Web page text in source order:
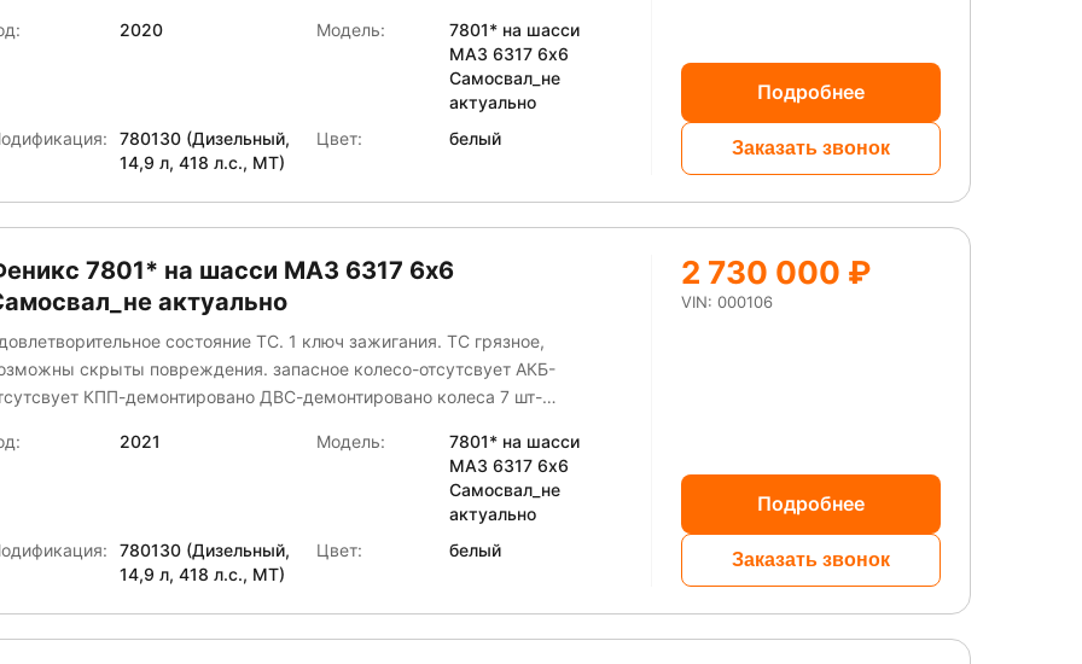
2020 Модель:
7801* на шасси
МАЗ 6317 6x6
Самосвал_не
актуально
780130 (Дизельный,
14,9 л, 418 л.с., МТ)
Цвет: белый
Подробнее
Заказать звонок
7801* на шасси МАЗ 6317 6x6
актуально
состояние ТС. 1 ключ зажигания. ТС грязное,
скрыты повреждения. запасное колесо-отсутсвует АКБ-
КПП-демонтировано ДВС-демонтировано колеса 7 шт-
2021 Модель:
7801* на шасси
МАЗ 6317 6x6
Самосвал_не
актуально
780130 (Дизельный,
14,9 л, 418 л.с., МТ)
Цвет: белый
2 730 000 ₽
VIN: 000106
Подробнее
Заказать звонок